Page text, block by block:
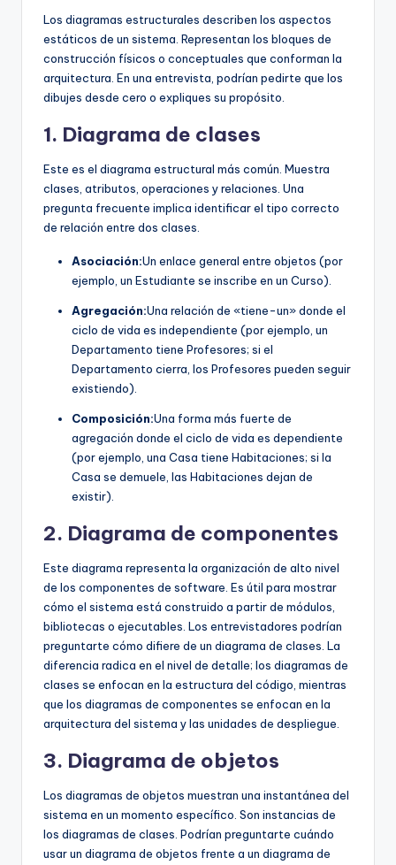
Los diagramas estructurales describen los aspectos
estáticos de un sistema. Representan los bloques de
construcción físicos o conceptuales que conforman la
arquitectura. En una entrevista, podrían pedirte que los
dibujes desde cero o expliques su propósito.
1. Diagrama de clases
Este es el diagrama estructural más común. Muestra
clases, atributos, operaciones y relaciones. Una
pregunta frecuente implica identificar el tipo correcto
de relación entre dos clases.
Asociación:Un enlace general entre objetos (por
ejemplo, un Estudiante se inscribe en un Curso).
Agregación:Una relación de «tiene-un» donde el
ciclo de vida es independiente (por ejemplo, un
Departamento tiene Profesores; si el
Departamento cierra, los Profesores pueden seguir
existiendo).
Composición:Una forma más fuerte de
agregación donde el ciclo de vida es dependiente
(por ejemplo, una Casa tiene Habitaciones; si la
Casa se demuele, las Habitaciones dejan de
existir).
2. Diagrama de componentes
Este diagrama representa la organización de alto nivel
de los componentes de software. Es útil para mostrar
cómo el sistema está construido a partir de módulos,
bibliotecas o ejecutables. Los entrevistadores podrían
preguntarte cómo difiere de un diagrama de clases. La
diferencia radica en el nivel de detalle; los diagramas de
clases se enfocan en la estructura del código, mientras
que los diagramas de componentes se enfocan en la
arquitectura del sistema y las unidades de despliegue.
3. Diagrama de objetos
Los diagramas de objetos muestran una instantánea del
sistema en un momento específico. Son instancias de
los diagramas de clases. Podrían preguntarte cuándo
usar un diagrama de objetos frente a un diagrama de